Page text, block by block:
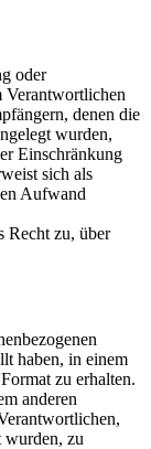
oder
Verantwortlichen
denen die
wurden,
Einschränkung
sich als
Aufwand
Recht zu, über
haben, in einem
zu erhalten.
anderen
wurden, zu